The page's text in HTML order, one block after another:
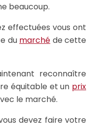
beaucoup.
effectuées vous ont
du marché de cette
reconnaître
équitable et un prix
le marché.
devez faire votre